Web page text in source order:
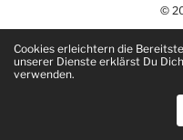
Cookies erleichtern die
unserer Dienste erklärst Du
verwenden.
©